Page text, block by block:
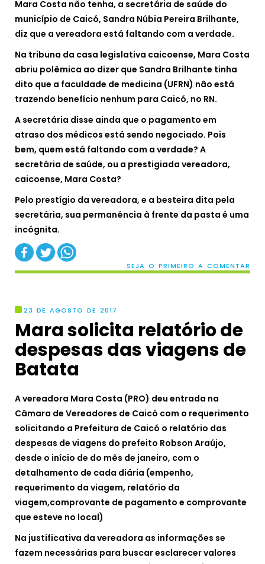
Mara Costa não tenha, a secretária de saúde do
município de Caicó, Sandra Núbia Pereira Brilhante,
diz que a vereadora está faltando com a verdade.
Na tribuna da casa legislativa caicoense, Mara Costa
abriu polêmica ao dizer que Sandra Brilhante tinha
dito que a faculdade de medicina (UFRN) não está
trazendo benefício nenhum para Caicó, no RN.
A secretária disse ainda que o pagamento em
atraso dos médicos está sendo negociado. Pois
bem, quem está faltando com a verdade? A
secretária de saúde, ou a prestigiada vereadora,
caicoense, Mara Costa?
Pelo prestígio da vereadora, e a besteira dita pela
secretária, sua permanência à frente da pasta é uma
incógnita.
SEJA O PRIMEIRO A COMENTAR
23 DE AGOSTO DE 2017
Mara solicita relatório de
despesas das viagens de
Batata
A vereadora Mara Costa (PRO) deu entrada na
Câmara de Vereadores de Caicó com o requerimento
solicitando a Prefeitura de Caicó o relatório das
despesas de viagens do prefeito Robson Araújo,
desde o início de do mês de janeiro, com o
detalhamento de cada diária (empenho,
requerimento da viagem, relatório da
viagem,comprovante de pagamento e comprovante
que esteve no local)
Na justificativa da vereadora as informações se
fazem necessárias para buscar esclarecer valores